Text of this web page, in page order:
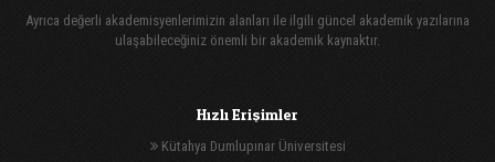
Ayrıca değerli akademisyenlerimizin alanları ile ilgili güncel akademik yazılarına
ulaşabileceğiniz önemli bir akademik kaynaktır.
Hızlı Erişimler
Kütahya Dumlupınar Üniversitesi